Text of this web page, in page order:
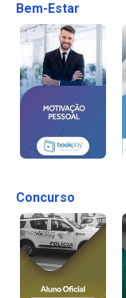
Bem-Estar
Concurso